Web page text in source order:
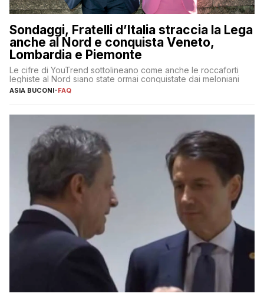
Sondaggi, Fratelli d’Italia straccia la Lega
anche al Nord e conquista Veneto,
Lombardia e Piemonte
Le cifre di YouTrend sottolineano come anche le roccaforti
leghiste al Nord siano state ormai conquistate dai meloniani
ASIA BUCONI-FAQ